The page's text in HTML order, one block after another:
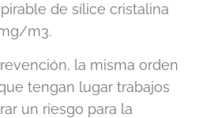
de sílice cristalina
m3.
la misma orden
tengan lugar trabajos
un riesgo para la